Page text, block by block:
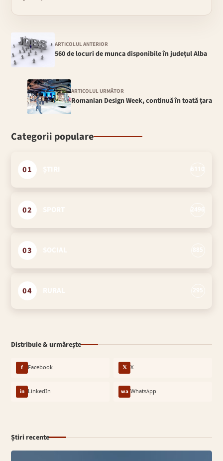
ARTICOLUL ANTERIOR
560 de locuri de munca disponibile în județul Alba
ARTICOLUL URMĂTOR
Romanian Design Week, continuă în toată țara
Categorii populare
01
02
03
04
Distribuie & urmărește
f Facebook 𝕏 X
in LinkedIn wa WhatsApp
Știri recente